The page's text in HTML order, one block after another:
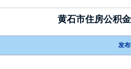
黄石市住房公积
发